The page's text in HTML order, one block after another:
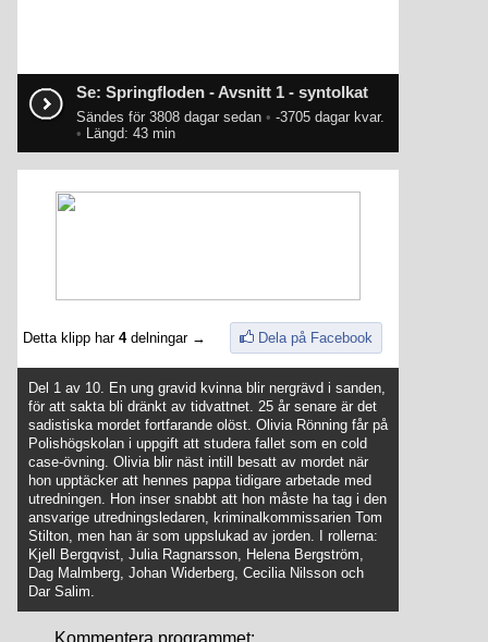
Se: Springfloden - Avsnitt 1 - syntolkat
Sändes för 3808 dagar sedan • -3705 dagar kvar.
• Längd: 43 min
Detta klipp har 4delningar → Dela på Facebook
Del 1 av 10. En ung gravid kvinna blir nergrävd i sanden,
för att sakta bli dränkt av tidvattnet. 25 år senare är det
sadistiska mordet fortfarande olöst. Olivia Rönning får på
Polishögskolan i uppgift att studera fallet som en cold
case-övning. Olivia blir näst intill besatt av mordet när
hon upptäcker att hennes pappa tidigare arbetade med
utredningen. Hon inser snabbt att hon måste ha tag i den
ansvarige utredningsledaren, kriminalkommissarien Tom
Stilton, men han är som uppslukad av jorden. I rollerna:
Kjell Bergqvist, Julia Ragnarsson, Helena Bergström,
Dag Malmberg, Johan Widerberg, Cecilia Nilsson och
Dar Salim.
Kommentera programmet: